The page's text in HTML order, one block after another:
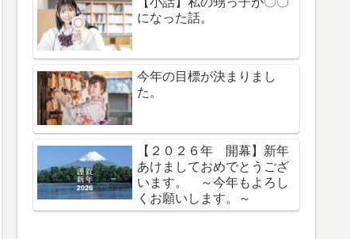
になった話。
今年の目標が決まりまし
た。
【２０２６年 開幕】新年
あけましておめでとうござ
います。 ～今年もよろし
くお願いします。～